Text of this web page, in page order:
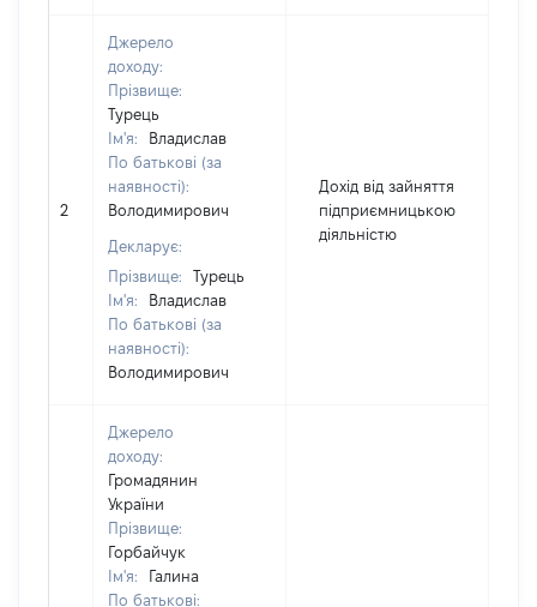
2
Джерело
доходу:
Прізвище:
Турець
Ім'я:
Владислав
По батькові (за
наявності):
Володимирович
Декларує:
Прізвище:
Турець
Ім'я:
Владислав
По батькові (за
наявності):
Володимирович
Дохід від зайняття
підприємницькою
діяльністю
Джерело
доходу:
Громадянин
України
Прізвище:
Горбайчук
Ім'я:
Галина
По батькові: